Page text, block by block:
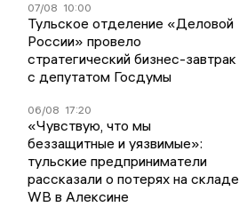
07/08 10:00
Тульское отделение «Деловой
России» провело
стратегический бизнес-завтрак
с депутатом Госдумы
06/08 17:20
«Чувствую, что мы
беззащитные и уязвимые»:
тульские предприниматели
рассказали о потерях на складе
WB в Алексине